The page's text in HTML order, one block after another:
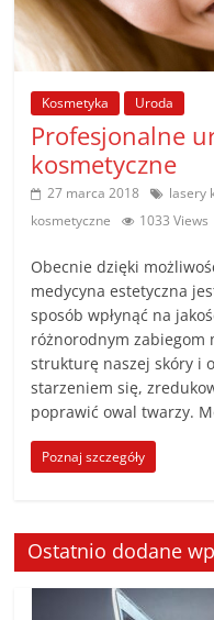
Porady
praktyczne
porady
wskazówki
poradniki
na
każdy
temat
Kosmetyka Uroda
Profesjonalne
kosmetyczne
27 marca 2018 lasery
kosmetyczne
1033 Views
Obecnie dzięki
medycyna estetyczna
sposób wpłynąć na
różnorodnym zabiegom
strukturę naszej skóry i
starzeniem się,
poprawić owal twarzy.
Poznaj szczegóły
Ostatnio dodane